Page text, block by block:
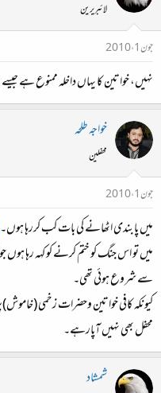
لائبریرین
جون 1، 2010
نہیں، خواتین کا یہاں داخلہ ممنوع ہے
خواجہ طلحہ
محفلین
جون 1، 2010
میں پابندی اٹھانے کی بات کب کررہا ہوں۔
میں تو اس جنگ کو ختم کرنے کو کہہ رہا
سے شروع ہوئی تھی۔
کیونکہ کافی خواتین وحضرات زخمی
محفل بھی نہیں آپارہے۔
شمشاد